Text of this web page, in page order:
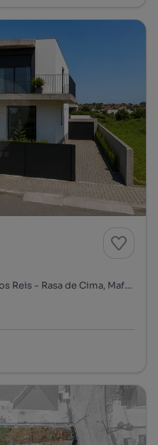
Rua Pêro da Covilhã, Soares dos Reis - Rasa de Cima, Mafamude e Vilar do Paraíso, Vila Nova de Gaia, Porto